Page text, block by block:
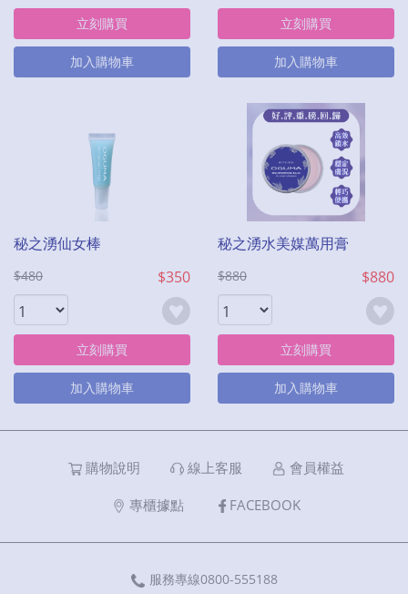
立刻購買
加入購物車
立刻購買
加入購物車
秘之湧仙女棒
$480 $350
立刻購買
加入購物車
秘之湧水美媒萬用膏
$880 $880
立刻購買
加入購物車
購物說明 線上客服 會員權益
專櫃據點 FACEBOOK
服務專線0800-555188